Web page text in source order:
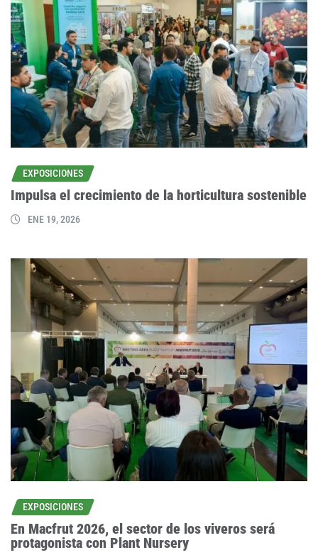
EXPOSICIONES
Impulsa el crecimiento de la horticultura sostenible
ENE 19, 2026
EXPOSICIONES
En Macfrut 2026, el sector de los viveros será
protagonista con Plant Nursery